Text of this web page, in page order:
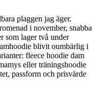
plaggen jag äger.
i november, snabba
som lager två under
blivit oumbärlig i
fleece hoodie dam
eller träningshoodie
passform och prisvärde